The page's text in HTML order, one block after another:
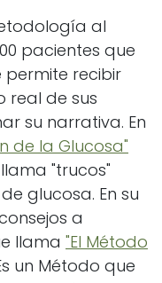
al
pacientes que
permite recibir
real de sus
su narrativa. En
de la Glucosa"
"trucos"
glucosa. En su
a
llama "El Método
un Método que